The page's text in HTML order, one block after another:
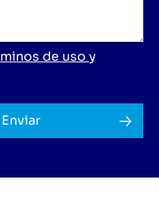
de uso y
Enviar